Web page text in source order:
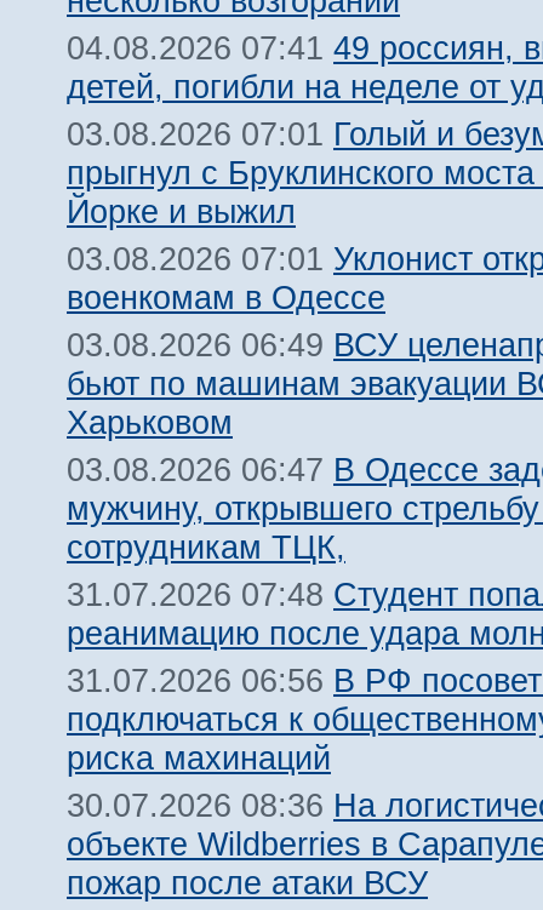
04.08.2026 07:41 49 россиян,
детей, погибли на неделе от
03.08.2026 07:01 Голый и
прыгнул с Бруклинского
Йорке и выжил
03.08.2026 07:01 Уклонист
военкомам в Одессе
03.08.2026 06:49 ВСУ
бьют по машинам эвакуации
Харьковом
03.08.2026 06:47 В Одессе
мужчину, открывшего
сотрудникам ТЦК,
31.07.2026 07:48 Студент
реанимацию после удара
31.07.2026 06:56 В РФ
подключаться к
риска махинаций
30.07.2026 08:36 На
объекте Wildberries в
пожар после атаки ВСУ